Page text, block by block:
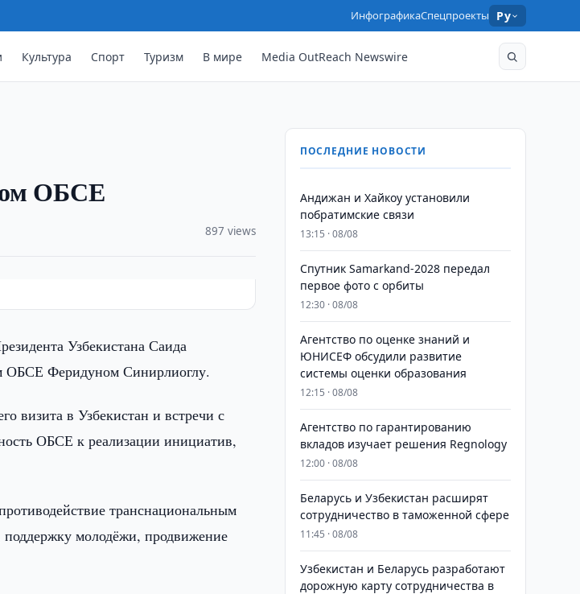
ИнфографикаСпецпроекты Ру
Культура Спорт Туризм В мире Media OutReach Newswire
ОБСЕ
897 views
Узбекистана Саида
ОБСЕ Феридуном Синирлиоглу.
визита в Узбекистан и встречи с
ОБСЕ к реализации инициатив,
транснациональным
поддержку молодёжи, продвижение
ПОСЛЕДНИЕ НОВОСТИ
Андижан и Хайкоу установили
побратимские связи
13:15 · 08/08
Спутник Samarkand-2028 передал
первое фото с орбиты
12:30 · 08/08
Агентство по оценке знаний и
ЮНИСЕФ обсудили развитие
системы оценки образования
12:15 · 08/08
Агентство по гарантированию
вкладов изучает решения Regnology
12:00 · 08/08
Беларусь и Узбекистан расширят
сотрудничество в таможенной сфере
11:45 · 08/08
Узбекистан и Беларусь разработают
дорожную карту сотрудничества в